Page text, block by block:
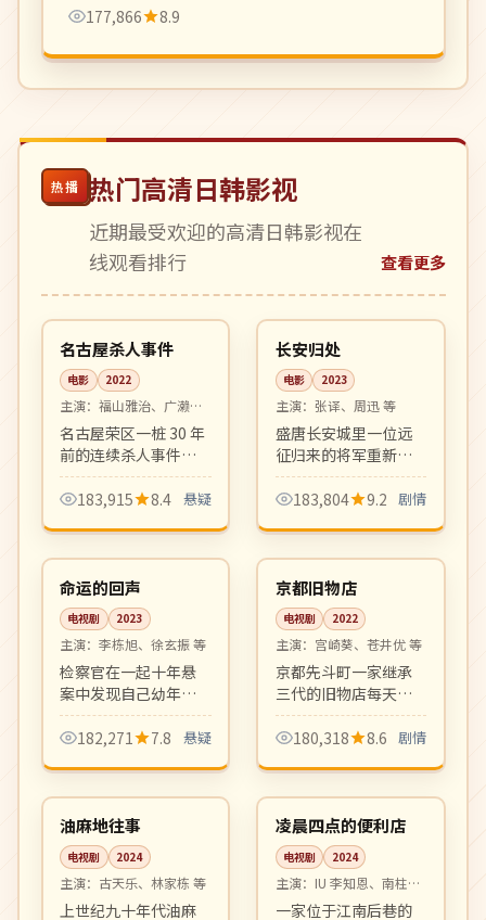
177,866
8.9
热播 热门高清日韩影视
近期最受欢迎的高清日韩影视在
线观看排行
查看更多
日本
高分 99:24
名古屋杀人事件
电影 2022
主演： 福山雅治、广濑铃
等
名古屋荣区一桩 30 年
前的连续杀人事件突
然出现新线索，刑警
与女记者联手追查。
转层层递进。
183,915 8.4 悬疑
中国
4K 99:57
长安归处
电影 2023
主演： 张译、周迅 等
盛唐长安城里一位远
征归来的将军重新寻
回家与人的意义。气
势恢宏的古装历史正
顶级制作。
183,804 9.2 剧情
韩国
4K 12:25
命运的回声
电视剧 2023
主演： 李栋旭、徐玄振 等
检察官在一起十年悬
案中发现自己幼年记
忆的诡异回响，每一
次接近真相都会触发
转密集，悬疑迷必看
的硬核韩剧。
182,271 7.8 悬疑
日本
高分 12:45
京都旧物店
电视剧 2022
主演： 宫崎葵、苍井优 等
京都先斗町一家继承
三代的旧物店每天都
有不同的客人带着旧
物前来寄卖。每件旧
生故事，温柔克制。
180,318 8.6 剧情
中国
完结 20:12
油麻地往事
电视剧 2024
主演： 古天乐、林家栋 等
上世纪九十年代油麻
韩国
高分 16:51
凌晨四点的便利店
电视剧 2024
主演： IU 李知恩、南柱赫
一家位于江南后巷的